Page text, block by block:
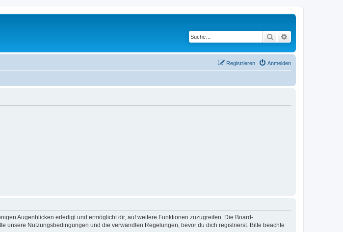
Suche
Anmelden
Registrieren
Augenblicken erledigt und ermöglicht dir, auf weitere Funktionen zuzugreifen. Die Board-
unsere Nutzungsbedingungen und die verwandten Regelungen, bevor du dich registrierst. Bitte beachte